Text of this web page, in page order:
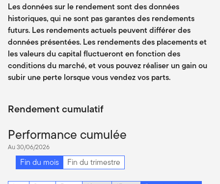
Les données sur le rendement sont des données
historiques, qui ne sont pas garantes des rendements
futurs. Les rendements actuels peuvent différer des
données présentées. Les rendements des placements et
les valeurs du capital fluctueront en fonction des
conditions du marché, et vous pouvez réaliser un gain ou
subir une perte lorsque vous vendez vos parts.
Rendement cumulatif
Performance cumulée
Au 30/06/2026
Fin du mois Fin du trimestre